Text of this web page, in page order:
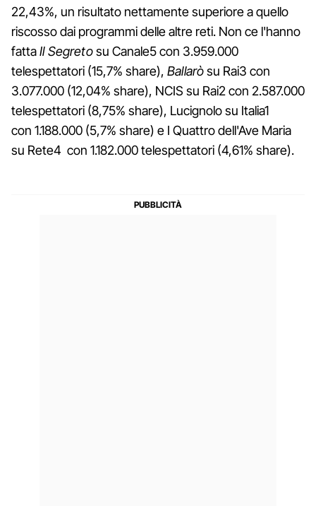
22,43%, un risultato nettamente superiore a quello
riscosso dai programmi delle altre reti. Non ce l'hanno
fattaIl Segretosu Canale5 con 3.959.000
telespettatori (15,7% share), Ballaròsu Rai3 con
3.077.000 (12,04% share), NCIS su Rai2 con 2.587.000
telespettatori (8,75% share), Lucignolo su Italia1
con 1.188.000 (5,7% share) e I Quattro dell'Ave Maria
su Rete4 con 1.182.000 telespettatori (4,61% share).